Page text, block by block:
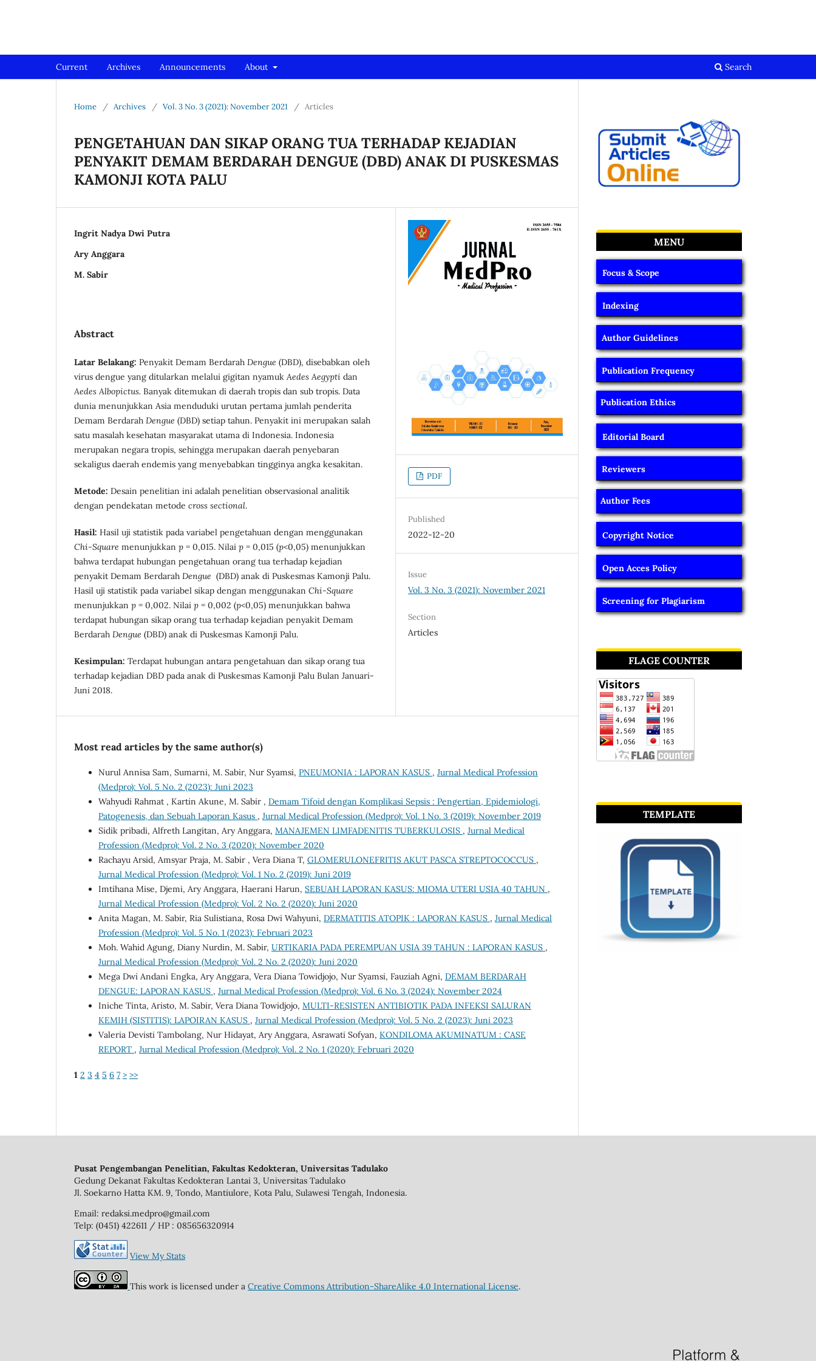
Current Archives Announcements About Search
Home / Archives / Vol. 3 No. 3 (2021): November 2021 / Articles
PENGETAHUAN DAN SIKAP ORANG TUA TERHADAP KEJADIAN
PENYAKIT DEMAM BERDARAH DENGUE (DBD) ANAK DI PUSKESMAS
KAMONJI KOTA PALU
Ingrit Nadya Dwi Putra
Ary Anggara
M. Sabir
Abstract
Latar Belakang: Penyakit Demam Berdarah Dengue (DBD), disebabkan oleh
virus dengue yang ditularkan melalui gigitan nyamuk Aedes Aegypti dan
Aedes Albopictus. Banyak ditemukan di daerah tropis dan sub tropis. Data
dunia menunjukkan Asia menduduki urutan pertama jumlah penderita
Demam Berdarah Dengue (DBD) setiap tahun. Penyakit ini merupakan salah
satu masalah kesehatan masyarakat utama di Indonesia. Indonesia
merupakan negara tropis, sehingga merupakan daerah penyebaran
sekaligus daerah endemis yang menyebabkan tingginya angka kesakitan.
Metode: Desain penelitian ini adalah penelitian observasional analitik
dengan pendekatan metode cross sectional.
Hasil: Hasil uji statistik pada variabel pengetahuan dengan menggunakan
Chi-Square menunjukkan p = 0,015. Nilai p = 0,015 (p<0,05) menunjukkan
bahwa terdapat hubungan pengetahuan orang tua terhadap kejadian
penyakit Demam Berdarah Dengue (DBD) anak di Puskesmas Kamonji Palu.
Hasil uji statistik pada variabel sikap dengan menggunakan Chi-Square
menunjukkan p = 0,002. Nilai p = 0,002 (p<0,05) menunjukkan bahwa
terdapat hubungan sikap orang tua terhadap kejadian penyakit Demam
Berdarah Dengue (DBD) anak di Puskesmas Kamonji Palu.
Kesimpulan: Terdapat hubungan antara pengetahuan dan sikap orang tua
terhadap kejadian DBD pada anak di Puskesmas Kamonji Palu Bulan Januari-
Juni 2018.
PDF
Published
2022-12-20
Issue
Vol. 3 No. 3 (2021): November 2021
Section
Articles
Most read articles by the same author(s)
Nurul Annisa Sam, Sumarni, M. Sabir, Nur Syamsi, PNEUMONIA : LAPORAN KASUS , Jurnal Medical Profession
(Medpro): Vol. 5 No. 2 (2023): Juni 2023
Wahyudi Rahmat , Kartin Akune, M. Sabir , Demam Tifoid dengan Komplikasi Sepsis : Pengertian, Epidemiologi,
Patogenesis, dan Sebuah Laporan Kasus , Jurnal Medical Profession (Medpro): Vol. 1 No. 3 (2019): November 2019
Sidik pribadi, Alfreth Langitan, Ary Anggara, MANAJEMEN LIMFADENITIS TUBERKULOSIS , Jurnal Medical
Profession (Medpro): Vol. 2 No. 3 (2020): November 2020
Rachayu Arsid, Amsyar Praja, M. Sabir , Vera Diana T, GLOMERULONEFRITIS AKUT PASCA STREPTOCOCCUS ,
Jurnal Medical Profession (Medpro): Vol. 1 No. 2 (2019): Juni 2019
Imtihana Mise, Djemi, Ary Anggara, Haerani Harun, SEBUAH LAPORAN KASUS: MIOMA UTERI USIA 40 TAHUN ,
Jurnal Medical Profession (Medpro): Vol. 2 No. 2 (2020): Juni 2020
Anita Magan, M. Sabir, Ria Sulistiana, Rosa Dwi Wahyuni, DERMATITIS ATOPIK : LAPORAN KASUS , Jurnal Medical
Profession (Medpro): Vol. 5 No. 1 (2023): Februari 2023
Moh. Wahid Agung, Diany Nurdin, M. Sabir, URTIKARIA PADA PEREMPUAN USIA 39 TAHUN : LAPORAN KASUS ,
Jurnal Medical Profession (Medpro): Vol. 2 No. 2 (2020): Juni 2020
Mega Dwi Andani Engka, Ary Anggara, Vera Diana Towidjojo, Nur Syamsi, Fauziah Agni, DEMAM BERDARAH
DENGUE: LAPORAN KASUS , Jurnal Medical Profession (Medpro): Vol. 6 No. 3 (2024): November 2024
Iniche Tinta, Aristo, M. Sabir, Vera Diana Towidjojo, MULTI-RESISTEN ANTIBIOTIK PADA INFEKSI SALURAN
KEMIH (SISTITIS): LAPOIRAN KASUS , Jurnal Medical Profession (Medpro): Vol. 5 No. 2 (2023): Juni 2023
Valeria Devisti Tambolang, Nur Hidayat, Ary Anggara, Asrawati Sofyan, KONDILOMA AKUMINATUM : CASE
REPORT , Jurnal Medical Profession (Medpro): Vol. 2 No. 1 (2020): Februari 2020
1 2 3 4 5 6 7 > >>
MENU
Focus & Scope
Indexing
Author Guidelines
Publication Frequency
Publication Ethics
Editorial Board
Reviewers
Author Fees
Copyright Notice
Open Acces Policy
Screening for Plagiarism
FLAGE COUNTER
TEMPLATE
Pusat Pengembangan Penelitian, Fakultas Kedokteran, Universitas Tadulako
Gedung Dekanat Fakultas Kedokteran Lantai 3, Universitas Tadulako
Jl. Soekarno Hatta KM. 9, Tondo, Mantiulore, Kota Palu, Sulawesi Tengah, Indonesia.
Email: redaksi.medpro@gmail.com
Telp: (0451) 422611 / HP : 085656320914
View My Stats
This work is licensed under a Creative Commons Attribution-ShareAlike 4.0 International License.